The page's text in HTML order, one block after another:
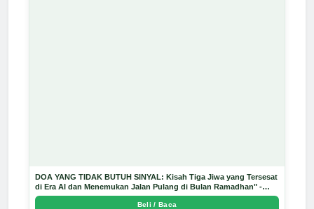
DOA YANG TIDAK BUTUH SINYAL: Kisah Tiga Jiwa yang Tersesat
di Era AI dan Menemukan Jalan Pulang di Bulan Ramadhan" -
Arda Dinata
Beli / Baca